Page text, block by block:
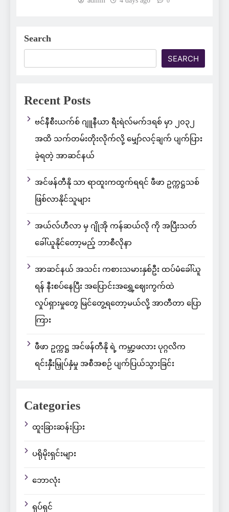
Search
SEARCH
Recent Posts
ဗင်နီစီးယက်စ် ဂျူနီယာ ရီးရဲလ်မက်ဒရစ် မှာ ၂၀၃၂
အထိ သက်တမ်းတိုးလိုက်လို့ မျှော်လင့်ချက် ပျက်ပြား
ခဲ့ရတဲ့ အာဆင်နယ်
အင်ဖန်တီနို သာ ရာထူးကထွက်ရရင် ဖီဖာ ဥက္ကဋ္ဌသစ်
ဖြစ်လာနိုင်သူများ
အယ်လ်ဟီလာ မှ ဂျိုအို ကန်ဆယ်လို ကို အပြီးသတ်
ခေါ်ယူနိုင်တော့မည့် ဘာစီလိုနာ
အာဆင်နယ် အသင်း ကစားသမားနှစ်ဦး ထပ်မံခေါ်ယူ
ရန် နီးစပ်နေပြီး အပြောင်းအရွှေ့ဈေးကွက်ထဲ
လှုပ်ရှားမှုတွေ မြင်တွေ့ရတော့မယ်လို့ အာတီတာ ပြော
ကြား
ဖီဖာ ဥက္ကဋ္ဌ အင်ဖန်တီနို ရဲ့ ကမ္ဘာ့ဖလား ပုဂ္ဂလိက
ရင်းနှီးမြှုပ်နှံမှု အစီအစဉ် ပျက်ပြယ်သွားခြင်း
Categories
ထူးခြားဆန်းပြား
ပရိုမိုးရှင်းများ
ဘောလုံး
ရုပ်ရှင်